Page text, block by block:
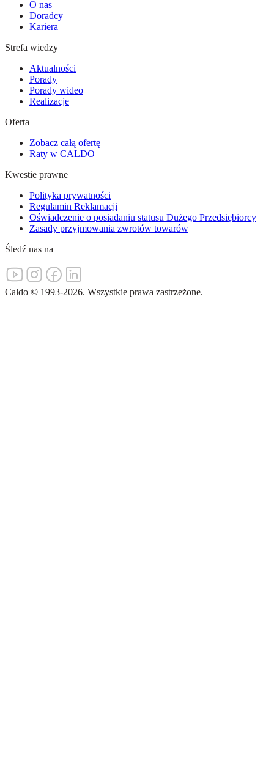
O nas
Doradcy
Kariera
Strefa wiedzy
Aktualności
Porady
Porady wideo
Realizacje
Oferta
Zobacz całą ofertę
Raty w CALDO
Kwestie prawne
Polityka prywatności
Regulamin Reklamacji
Oświadczenie o posiadaniu statusu Dużego Przedsiębiorcy
Zasady przyjmowania zwrotów towarów
Śledź nas na
Caldo © 1993-2026. Wszystkie prawa zastrzeżone.